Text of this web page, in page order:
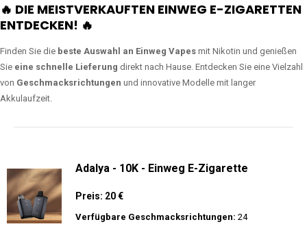
🔥 DIE MEISTVERKAUFTEN EINWEG E-ZIGARETTEN
ENTDECKEN! 🔥
Finden Sie die beste Auswahl an Einweg Vapes mit Nikotin und genießen
Sie eine schnelle Lieferung direkt nach Hause. Entdecken Sie eine Vielzahl
von Geschmacksrichtungen und innovative Modelle mit langer
Akkulaufzeit.
Adalya - 10K - Einweg E-Zigarette
Preis: 20 €
Verfügbare Geschmacksrichtungen: 24